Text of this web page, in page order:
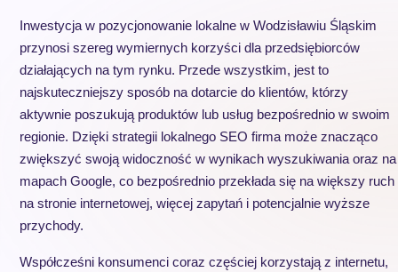
Inwestycja w pozycjonowanie lokalne w Wodzisławiu Śląskim
przynosi szereg wymiernych korzyści dla przedsiębiorców
działających na tym rynku. Przede wszystkim, jest to
najskuteczniejszy sposób na dotarcie do klientów, którzy
aktywnie poszukują produktów lub usług bezpośrednio w swoim
regionie. Dzięki strategii lokalnego SEO firma może znacząco
zwiększyć swoją widoczność w wynikach wyszukiwania oraz na
mapach Google, co bezpośrednio przekłada się na większy ruch
na stronie internetowej, więcej zapytań i potencjalnie wyższe
przychody.
Współcześni konsumenci coraz częściej korzystają z internetu,